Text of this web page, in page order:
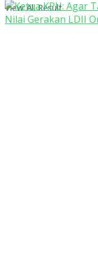
View All Result